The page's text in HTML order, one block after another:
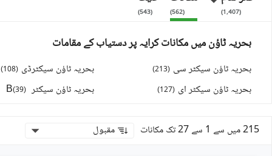
(
1,407
)
(
562
)
(
543
)
بحریہ ٹاؤن میں مکانات کرایہ پر دستیاب کے مقامات
بحریہ ٹاؤن سیکٹر سی (
213
)
بحریہ ٹاؤن سیکٹر ای (
127
)
بحریہ ٹاؤن سیکٹرڈی (
108
)
بحریہ ٹاؤن سیکٹر B (39)
215 میں سے 1 سے 27 تک مکانات مقبول